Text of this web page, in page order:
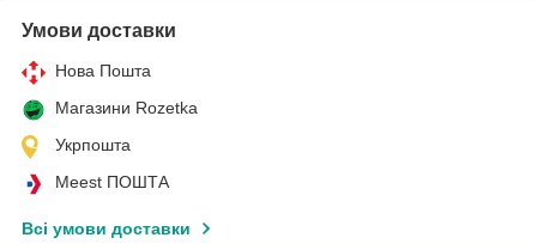
Умови доставки
Нова Пошта
Магазини Rozetka
Укрпошта
Meest ПОШТА
Всі умови доставки